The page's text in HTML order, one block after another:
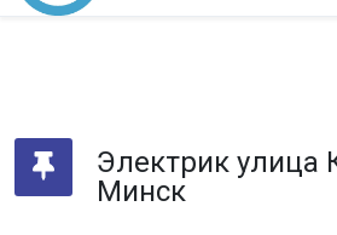
Электрик улица
Минск